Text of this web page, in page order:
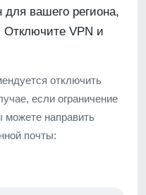
вашего региона,
Отключите VPN и
отключить
если ограничение
направить
почты: